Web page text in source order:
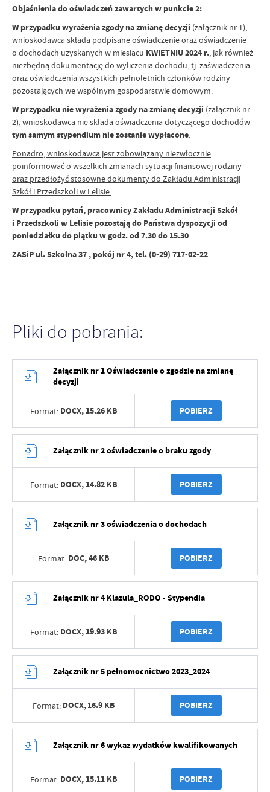
Objaśnienia do oświadczeń zawartych w punkcie 2:
W przypadku wyrażenia zgody na zmianę decyzji (załącznik nr 1),
wnioskodawca składa podpisane oświadczenie oraz oświadczenie
o dochodach uzyskanych w miesiącu KWIETNIU 2024 r., jak również
niezbędną dokumentację do wyliczenia dochodu, tj. zaświadczenia
oraz oświadczenia wszystkich pełnoletnich członków rodziny
pozostających we wspólnym gospodarstwie domowym.
W przypadku nie wyrażenia zgody na zmianę decyzji (załącznik nr
2), wnioskodawca nie składa oświadczenia dotyczącego dochodów -
tym samym stypendium nie zostanie wypłacone.
Ponadto, wnioskodawca jest zobowiązany niezwłocznie
poinformować o wszelkich zmianach sytuacji finansowej rodziny
oraz przedłożyć stosowne dokumenty do Zakładu Administracji
Szkół i Przedszkoli w Lelisie.
W przypadku pytań, pracownicy Zakładu Administracji Szkół
i Przedszkoli w Lelisie pozostają do Państwa dyspozycji od
poniedziałku do piątku w godz. od 7.30 do 15.30
ZASiP ul. Szkolna 37 , pokój nr 4, tel. (0-29) 717-02-22
Pliki do pobrania:
Załącznik nr 1 Oświadczenie o zgodzie na zmianę
decyzji
Format: DOCX, 15.26 KB POBIERZ
Załącznik nr 2 oświadczenie o braku zgody
Format: DOCX, 14.82 KB POBIERZ
Załącznik nr 3 oświadczenia o dochodach
Format: DOC,46 KB POBIERZ
Załącznik nr 4 Klazula_RODO - Stypendia
Format: DOCX, 19.93 KB POBIERZ
Załącznik nr 5 pełnomocnictwo 2023_2024
Format: DOCX,16.9 KB POBIERZ
Załącznik nr 6 wykaz wydatków kwalifikowanych
Format: DOCX, 15.11 KB POBIERZ